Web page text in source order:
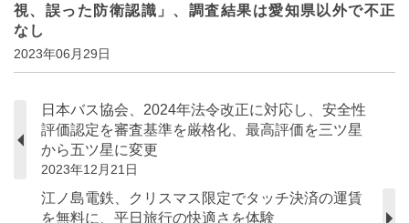
視、誤った防衛認識」、調査結果は愛知県以外で不正
なし
2023年06月29日
日本バス協会、2024年法令改正に対応し、安全性
評価認定を審査基準を厳格化、最高評価を三ツ星
から五ツ星に変更
2023年12月21日
江ノ島電鉄、クリスマス限定でタッチ決済の運賃
を無料に、平日旅行の快適さを体験